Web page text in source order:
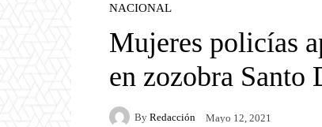
NACIONAL
Mujeres policías
en zozobra Santo
By Redacción Mayo 12, 2021